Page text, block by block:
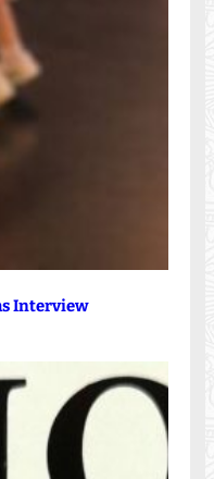
Interview